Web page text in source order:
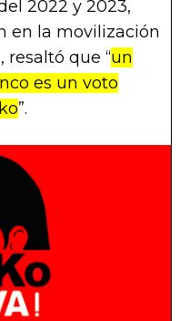
2022 y 2023,
en la movilización
resaltó que “un
es un voto
”.